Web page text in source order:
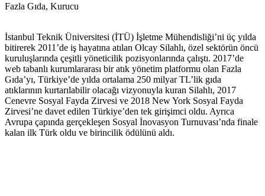
Fazla Gıda, Kurucu
İstanbul Teknik Üniversitesi (İTÜ) İşletme Mühendisliği’ni üç yılda
bitirerek 2011’de iş hayatına atılan Olcay Silahlı, özel sektörün öncü
kuruluşlarında çeşitli yöneticilik pozisyonlarında çalıştı. 2017’de
web tabanlı kurumlararası bir atık yönetim platformu olan Fazla
Gıda’yı, Türkiye’de yılda ortalama 250 milyar TL’lik gıda
atıklarının kurtarılabilir olacağı vizyonuyla kuran Silahlı, 2017
Cenevre Sosyal Fayda Zirvesi ve 2018 New York Sosyal Fayda
Zirvesi’ne davet edilen Türkiye’den tek girişimci oldu. Ayrıca
Avrupa çapında gerçekleşen Sosyal İnovasyon Turnuvası’nda finale
kalan ilk Türk oldu ve birincilik ödülünü aldı.